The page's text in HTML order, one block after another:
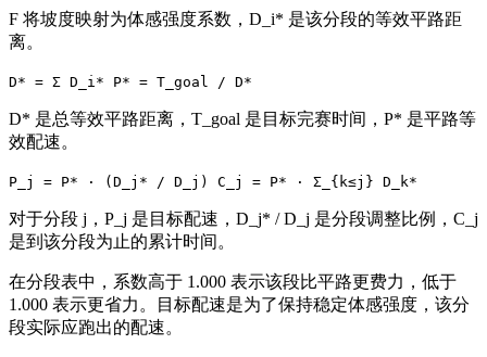
F 将坡度映射为体感强度系数，D_i* 是该分段的等效平路距
离。
D* = Σ D_i* P* = T_goal / D*
D* 是总等效平路距离，T_goal 是目标完赛时间，P* 是平路等
效配速。
P_j = P* · (D_j* / D_j) C_j = P* · Σ_{k≤j} D_k*
对于分段 j，P_j 是目标配速，D_j* / D_j 是分段调整比例，C_j
是到该分段为止的累计时间。
在分段表中，系数高于 1.000 表示该段比平路更费力，低于
1.000 表示更省力。目标配速是为了保持稳定体感强度，该分
段实际应跑出的配速。